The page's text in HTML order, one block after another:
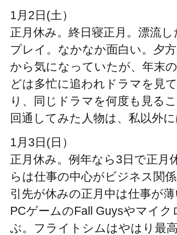
1月2日(土）
正月休み。終日寝正月。漂流
プレイ。なかなか面白い。夕
から気になっていたが、年末
どは多忙に追われドラマを見
り、同じドラマを何度も見る
回通してみた人物は、私以外
1月3日(日）
正月休み。例年なら3日で正
らは仕事の中心がビジネス関
引先が休みの正月中は仕事が
PCゲームのFall Guysやマイ
ぶ。フライトシムはやはり最高